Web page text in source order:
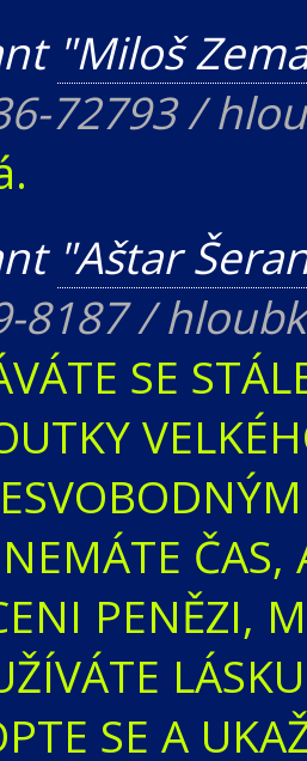
"Miloš
72793 /
"Aštar
8187 /
SE
ČAS,
PENĚZI,
SE A